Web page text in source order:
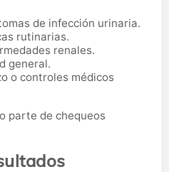
de infección urinaria.
rutinarias.
renales.
general.
o controles médicos
parte de chequeos